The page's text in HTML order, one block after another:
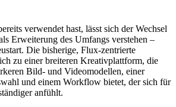
verwendet hast, lässt sich der Wechsel
Erweiterung des Umfangs verstehen –
Die bisherige, Flux-zentrierte
zu einer breiteren Kreativplattform, die
Bild- und Videomodellen, einer
und einem Workflow bietet, der sich für
anfühlt.